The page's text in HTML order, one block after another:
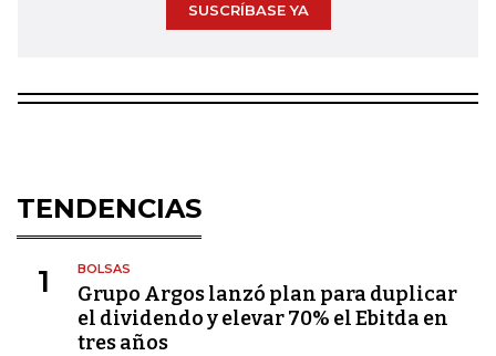
SUSCRÍBASE YA
TENDENCIAS
1 BOLSAS
Grupo Argos lanzó plan para duplicar
el dividendo y elevar 70% el Ebitda en
tres años